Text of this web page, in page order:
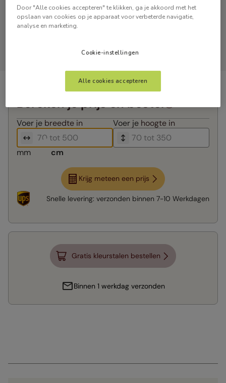
Bereken je prijs en bestel
Voer je breedte in Voer je hoogte in
mm cm
Krijg meteen een prijs
Snelle levering: verzonden binnen 7-10 Werkdagen
Gratis kleurstalen bestellen
Binnen 1 werkdag verzonden
Door "Alle cookies accepteren" te klikken, ga je akkoord met het
opslaan van cookies op je apparaat voor verbeterde navigatie,
analyse en marketing.
Cookie-instellingen
Alle cookies accepteren